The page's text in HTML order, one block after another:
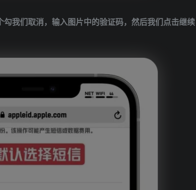
我们取消，输入图片中的验证码，然后我们点击继续